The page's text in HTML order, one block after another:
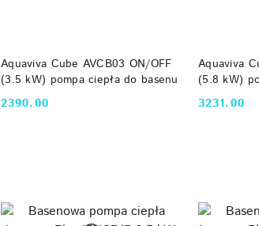
Aquaviva Cube AVCB03 ON/OFF
(3.5 kW) pompa ciepła do basenu
Cena:
2390.00
DO KOSZYKA
Aquaviva
(5.8 kW)
Cena:
3231.00